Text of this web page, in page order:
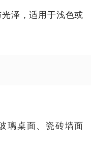
泽，适用于浅色或
璃桌面、瓷砖墙面